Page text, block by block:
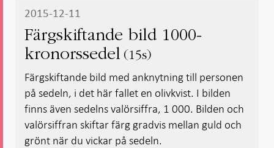
2015-12-11
Färgskiftande bild 1000-
kronorssedel
15s
Färgskiftande bild med anknytning till personen
på sedeln, i det här fallet en olivkvist. I bilden
finns även sedelns valörsiffra, 1 000. Bilden och
valörsiffran skiftar färg gradvis mellan guld och
grönt när du vickar på sedeln.